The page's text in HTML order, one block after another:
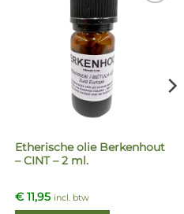
Etherische olie Berkenhout
– CINT – 2 ml.
€11,95 incl. btw